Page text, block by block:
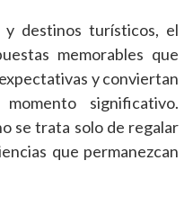
y destinos turísticos, el
memorables que
y conviertan
significativo.
se trata solo de regalar
que permanezcan